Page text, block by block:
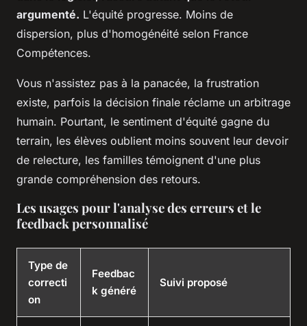
argumenté. L'équité progresse. Moins de
dispersion, plus d'homogénéité selon France
Compétences.
Vous n'assistez pas à la panacée, la frustration
existe, parfois la décision finale réclame un arbitrage
humain. Pourtant, le sentiment d'équité gagne du
terrain, les élèves oublient moins souvent leur devoir
de relecture, les familles témoignent d'une plus
grande compréhension des retours.
Les usages pour l'analyse des erreurs et le
feedback personnalisé
Type de
correcti
on
Feedbac
k généré
Suivi proposé